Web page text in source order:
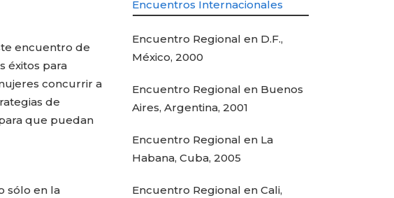
encuentro de
éxitos para
concurrir a
de
que puedan
sólo en la
Encuentros Internacionales
Encuentro Regional en D.F.,
México, 2000
Encuentro Regional en Buenos
Aires, Argentina, 2001
Encuentro Regional en La
Habana, Cuba, 2005
Encuentro Regional en Cali,